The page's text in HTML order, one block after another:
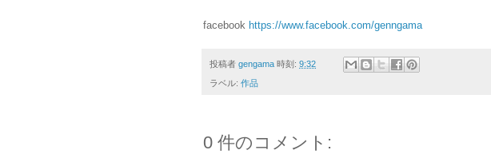
facebook https://www.facebook.com/genngama
投稿者 gengama 時刻: 9:32
ラベル: 作品
0 件のコメント: